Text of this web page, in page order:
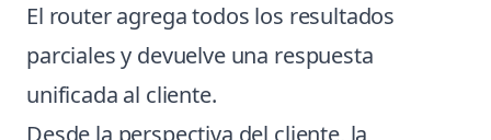
El router agrega todos los resultados
parciales y devuelve una respuesta
unificada al cliente.
Desde la perspectiva del cliente, la